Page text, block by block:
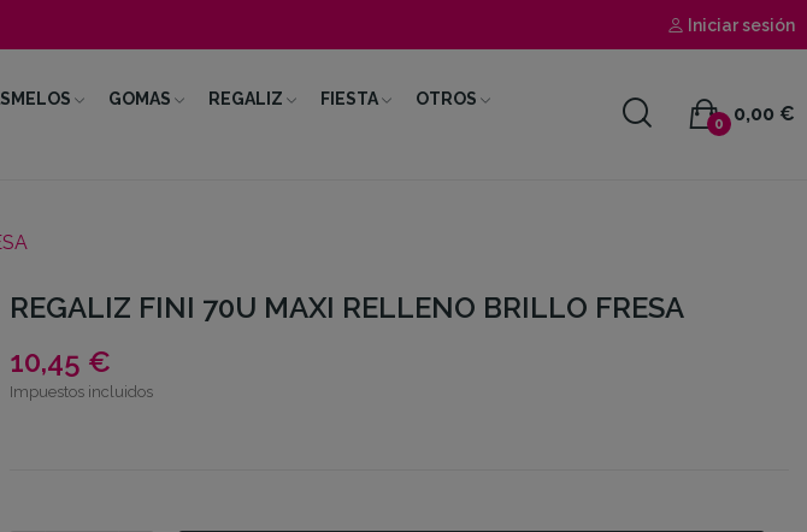
Iniciar sesión
GOMAS REGALIZ FIESTA
OTROS
0,00 €
0
REGALIZ FINI 70U MAXI RELLENO BRILLO FRESA
10,45 €
Impuestos incluidos